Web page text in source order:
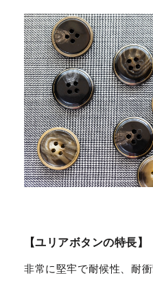
【ユリアボタンの特長】
非常に堅牢で耐候性、耐